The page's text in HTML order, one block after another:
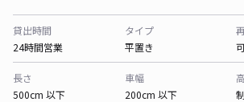
貸出時間
24時間営業
タイプ
平置き
長さ
500cm 以下
車幅
200cm 以下